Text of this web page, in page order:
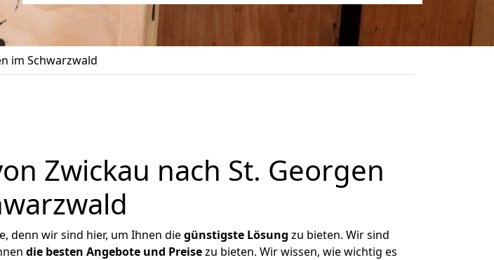
im Schwarzwald
Zwickau nach St. Georgen
denn wir sind hier, um Ihnen diegünstigste Lösung zu bieten. Wir sind
die besten Angebote und Preisezu bieten. Wir wissen, wie wichtig es